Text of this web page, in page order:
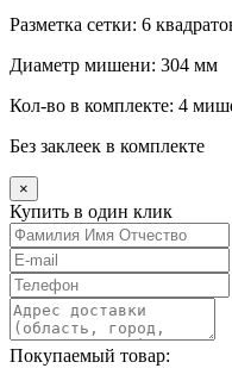
Разметка сетки: 6
Диаметр мишени: 304 мм
Кол-во в комплекте: 4
Без заклеек в комплекте
×
Купить в один клик
Покупаемый товар: